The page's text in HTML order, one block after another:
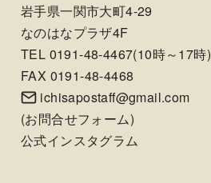
岩手県一関市大町4-29
なのはなプラザ4F
TEL 0191-48-4467(10時～17時)
FAX 0191-48-4468
ichisapostaff@gmail.com
(お問合せフォーム)
公式インスタグラム